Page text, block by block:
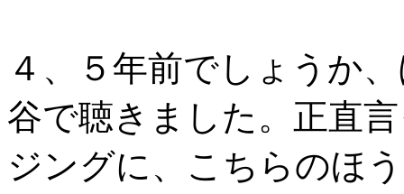
４、５年前でしょうか
谷で聴きました。正直
ジングに、こちらのほ